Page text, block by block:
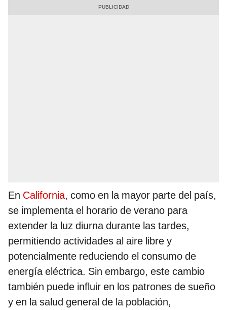
En California, como en la mayor parte del país,
se implementa el horario de verano para
extender la luz diurna durante las tardes,
permitiendo actividades al aire libre y
potencialmente reduciendo el consumo de
energía eléctrica. Sin embargo, este cambio
también puede influir en los patrones de sueño
y en la salud general de la población,